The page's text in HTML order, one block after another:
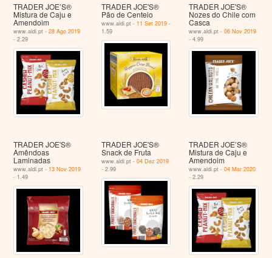
TRADER JOE’S®
Mistura de Caju e
Amendoim
www.aldi.pt -28 Ago 2019
- 2.29
TRADER JOE'S®
Pão de Centeio
www.aldi.pt - 11 Set 2019-
1.59
TRADER JOE'S®
Nozes do Chile com
Casca
www.aldi.pt -06 Nov 2019
- 4.99
TRADER JOE'S®
Amêndoas
Laminadas
www.aldi.pt - 13 Nov 2019
- 1.49
TRADER JOE'S®
Snack de Fruta
www.aldi.pt - 04 Dez 2019
- 2.99
TRADER JOE’S®
Mistura de Caju e
Amendoim
www.aldi.pt -04 Mar 2020
- 2.29